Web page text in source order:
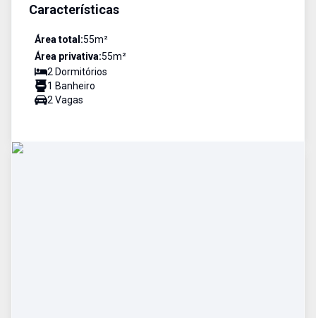
Características
Área total:55m²
Área privativa:55m²
2 Dormitórios
1 Banheiro
2 Vagas